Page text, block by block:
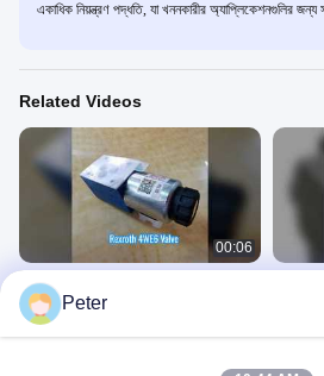
একাধিক নিয়ন্ত্রণ পদ্ধতি, যা খননকারীর অ্যাপ্লিকেশনগুলির জন্য
Related Videos
00:06
Rexroth 4WE6 হাইড্রোলিক ভালভ: শক্তি এবং
স্পষ্টতা
রেক্স্রোথ হাইড্রোলিক ভালভ
Peter